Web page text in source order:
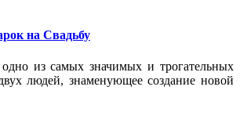
на Свадьбу
из самых значимых и трогательных
людей, знаменующее создание новой